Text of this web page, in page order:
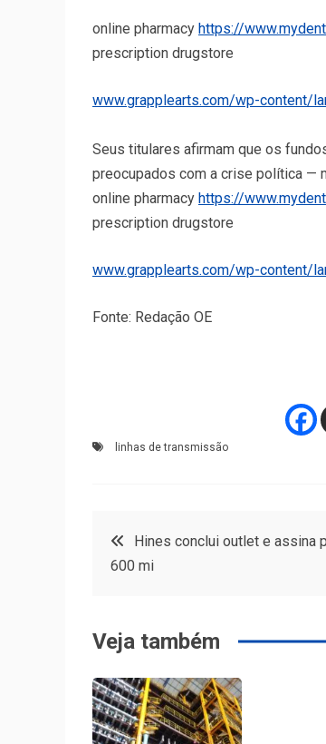
online pharmacy https://
prescription drugstore
www.grapplearts.com/wp-content/
Seus titulares afirmam que os
preocupados com a crise política —
online pharmacy https://
prescription drugstore
www.grapplearts.com/wp-content/
Fonte: Redação OE
linhas de transmissão
Navegação
Post
Hines conclui outlet e assina
600 mi
Veja também